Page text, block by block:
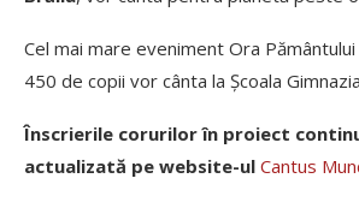
Cel mai mare eveniment Ora
450 de copii vor cânta la Școala
Înscrierile corurilor în proiect
actualizată pe website-ul Cantus